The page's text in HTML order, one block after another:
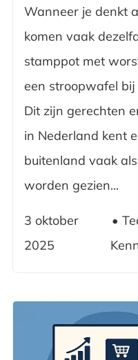
Wanneer je denkt
komen vaak
stamppot met
een stroopwafel bij
Dit zijn gerechten
in Nederland kent
buitenland vaak
worden gezien...
3 oktober
2025